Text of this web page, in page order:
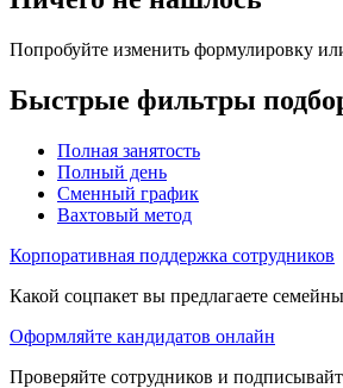
Попробуйте изменить формулировку
Быстрые фильтры
Полная занятость
Полный день
Сменный график
Вахтовый метод
Корпоративная поддержка сотрудников
Какой соцпакет вы предлагаете
Оформляйте кандидатов онлайн
Проверяйте сотрудников и